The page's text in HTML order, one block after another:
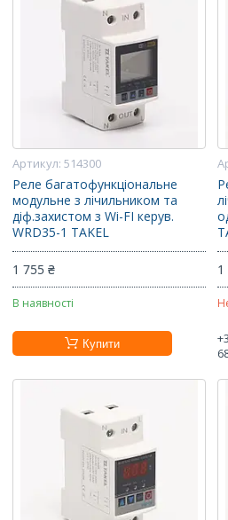
514300
Реле багатофункціональне
модульне з лічильником та
діф.захистом з Wi-FI керув.
WRD35-1 TAKEL
1 755 ₴
В наявності
Купити
1